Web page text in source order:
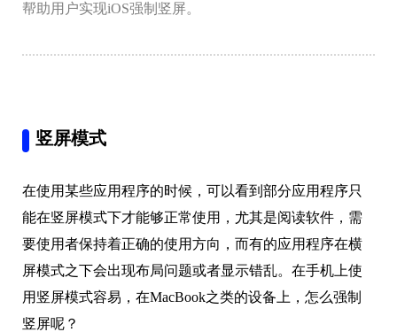
帮助用户实现iOS强制竖屏。
竖屏模式
在使用某些应用程序的时候，可以看到部分应用程序只
能在竖屏模式下才能够正常使用，尤其是阅读软件，需
要使用者保持着正确的使用方向，而有的应用程序在横
屏模式之下会出现布局问题或者显示错乱。在手机上使
用竖屏模式容易，在MacBook之类的设备上，怎么强制
竖屏呢？